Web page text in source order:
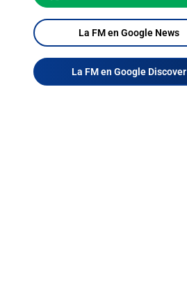
La FM en Google News
La FM en Google Discover